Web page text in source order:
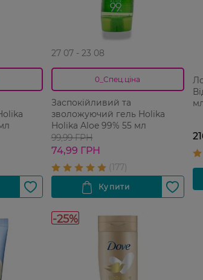
27 07 - 23 08
0_Спец.ціна
Заспокійливий та
зволожуючий гель Holika
Holika Aloe 99% 55 мл
99,99 ГРН
74,99 ГРН
-25%